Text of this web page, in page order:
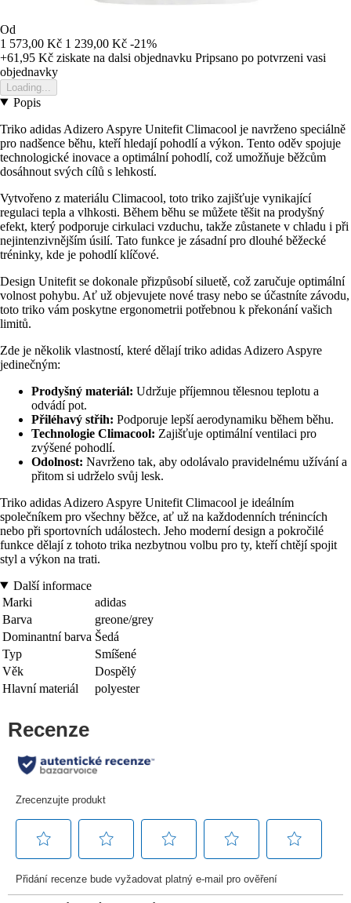
Od
1 573,00 Kč 1 239,00 Kč -21%
+61,95 Kč ziskate na dalsi objednavku Pripsano po potvrzeni vasi
objednavky
Loading...
Popis
Triko adidas Adizero Aspyre Unitefit Climacool je navrženo speciálně
pro nadšence běhu, kteří hledají pohodlí a výkon. Tento oděv spojuje
technologické inovace a optimální pohodlí, což umožňuje běžcům
dosáhnout svých cílů s lehkostí.
Vytvořeno z materiálu Climacool, toto triko zajišťuje vynikající
regulaci tepla a vlhkosti. Během běhu se můžete těšit na prodyšný
efekt, který podporuje cirkulaci vzduchu, takže zůstanete v chladu i při
nejintenzivnějším úsilí. Tato funkce je zásadní pro dlouhé běžecké
tréninky, kde je pohodlí klíčové.
Design Unitefit se dokonale přizpůsobí siluetě, což zaručuje optimální
volnost pohybu. Ať už objevujete nové trasy nebo se účastníte závodu,
toto triko vám poskytne ergonometrii potřebnou k překonání vašich
limitů.
Zde je několik vlastností, které dělají triko adidas Adizero Aspyre
jedinečným:
Prodyšný materiál: Udržuje příjemnou tělesnou teplotu a
odvádí pot.
Přiléhavý střih: Podporuje lepší aerodynamiku během běhu.
Technologie Climacool: Zajišťuje optimální ventilaci pro
zvýšené pohodlí.
Odolnost: Navrženo tak, aby odolávalo pravidelnému užívání a
přitom si udrželo svůj lesk.
Triko adidas Adizero Aspyre Unitefit Climacool je ideálním
společníkem pro všechny běžce, ať už na každodenních trénincích
nebo při sportovních událostech. Jeho moderní design a pokročilé
funkce dělají z tohoto trika nezbytnou volbu pro ty, kteří chtějí spojit
styl a výkon na trati.
Další informace
Marki
adidas
Barva
greone/grey
Dominantní barva Šedá
Typ
Smíšené
Věk
Dospělý
Hlavní materiál
polyester